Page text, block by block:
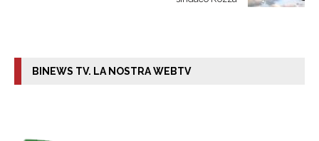
BINEWS TV. LA NOSTRA WEBTV